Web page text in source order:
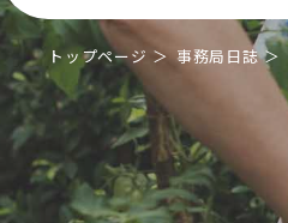
トップページ 事務局日誌